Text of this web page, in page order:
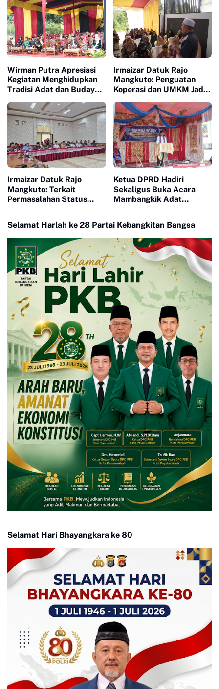
Masyarakat
Wirman Putra Apresiasi
Kegiatan Menghidupkan
Tradisi Adat dan Budaya
Irmaizar Datuk Rajo
Mangkuto: Penguatan
Koperasi dan UMKM Jadi
Ekonomi Rakyat
Irmaizar Datuk Rajo
Mangkuto: Terkait
Permasalahan Status
Pasar Payakumbuh, DPRD
Siap Memfasilitasi Pihak
Terkait Untuk Duduk Satu
Meja Mencari Jalan
Terbaik
Ketua DPRD Hadiri
Sekaligus Buka Acara
Mambangkik Adat
Selamat Harlah ke 28 Partai Kebangkitan Bangsa
Selamat Hari Bhayangkara ke 80